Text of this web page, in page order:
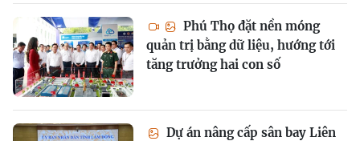
Phú Thọ đặt nền móng
quản trị bằng dữ liệu, hướng tới
tăng trưởng hai con số
Dự án nâng cấp sân bay Liên